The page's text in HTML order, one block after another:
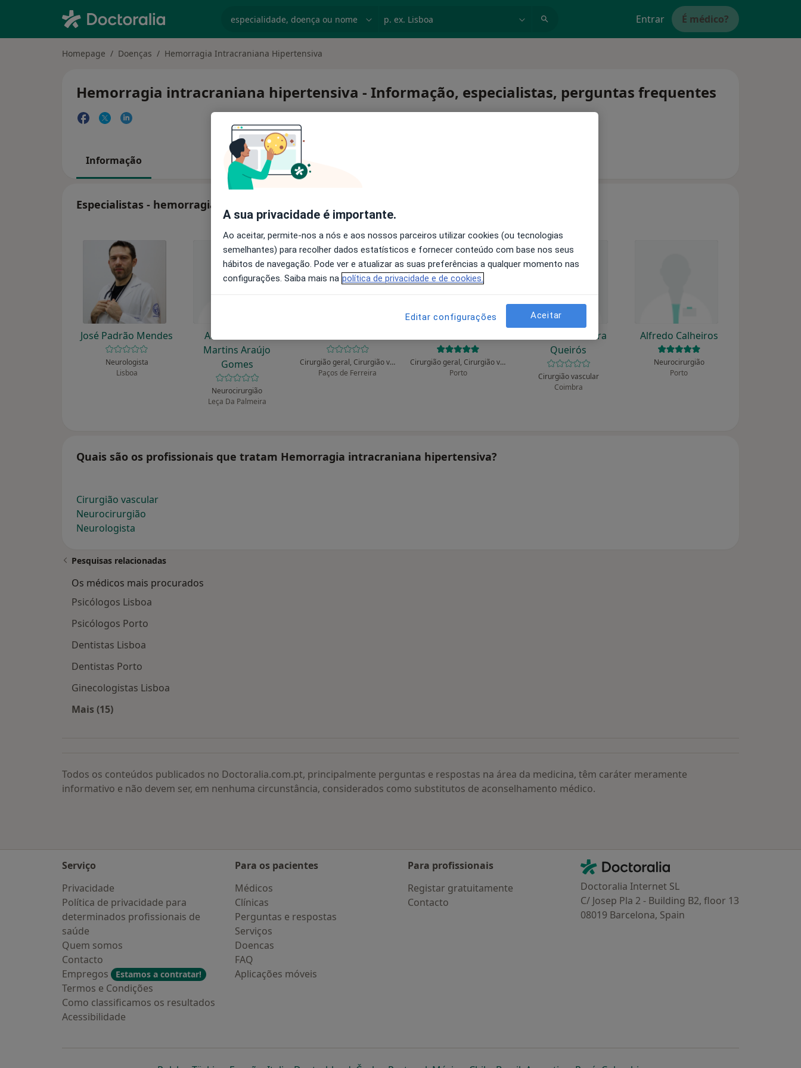
Entrar É médico?
Homepage Doenças Hemorragia Intracraniana Hipertensiva
Hemorragia intracraniana hipertensiva - Informação, especialistas, perguntas frequentes
Informação
Especialistas - hemorragia intracraniana hipertensiva
José Padrão Mendes
Neurologista
Lisboa
Adriano Óscar
Martins Araújo
Gomes
Neurocirurgião
Leça Da Palmeira
Cirurgião geral, Cirurgião vascular
Paços de Ferreira
Cirurgião geral, Cirurgião vascular
Porto
Alberto V Pereira
Queirós
Cirurgião vascular
Coimbra
Alfredo Calheiros
Neurocirurgião
Porto
Quais são os profissionais que tratam Hemorragia intracraniana hipertensiva?
Cirurgião vascular
Neurocirurgião
Neurologista
Pesquisas relacionadas
Os médicos mais procurados
Psicólogos Lisboa
Psicólogos Porto
Dentistas Lisboa
Dentistas Porto
Ginecologistas Lisboa
Mais (15)
Todos os conteúdos publicados no Doctoralia.com.pt, principalmente perguntas e respostas na área da medicina, têm caráter meramente
informativo e não devem ser, em nenhuma circunstância, considerados como substitutos de aconselhamento médico.
Serviço
Privacidade
Política de privacidade para
determinados profissionais de
saúde
Quem somos
Contacto
Empregos
Estamos a contratar!
Termos e Condições
Como classificamos os resultados
Acessibilidade
Para os pacientes
Médicos
Clínicas
Perguntas e respostas
Serviços
Doencas
FAQ
Aplicações móveis
Para profissionais
Registar gratuitamente
Contacto
Contacto
Doctoralia - Homepage
Doctoralia Internet SL
C/ Josep Pla 2 - Building B2, floor 13
08019 Barcelona, Spain
A sua privacidade é importante.
Ao aceitar, permite-nos a nós e aos nossos parceiros utilizar cookies (ou tecnologias
semelhantes) para recolher dados estatísticos e fornecer conteúdo com base nos seus
hábitos de navegação. Pode ver e atualizar as suas preferências a qualquer momento nas
configurações. Saiba mais na política de privacidade e de cookies.
Editar configurações Aceitar